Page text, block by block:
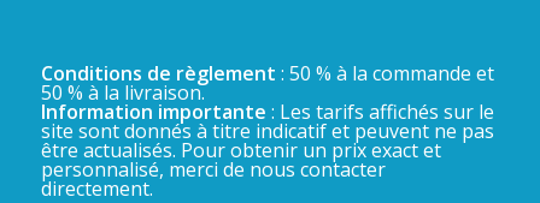
Conditions de règlement : 50 % à la commande et
50 % à la livraison.
Information importante : Les tarifs affichés sur le
site sont donnés à titre indicatif et peuvent ne pas
être actualisés. Pour obtenir un prix exact et
personnalisé, merci de nous contacter
directement.